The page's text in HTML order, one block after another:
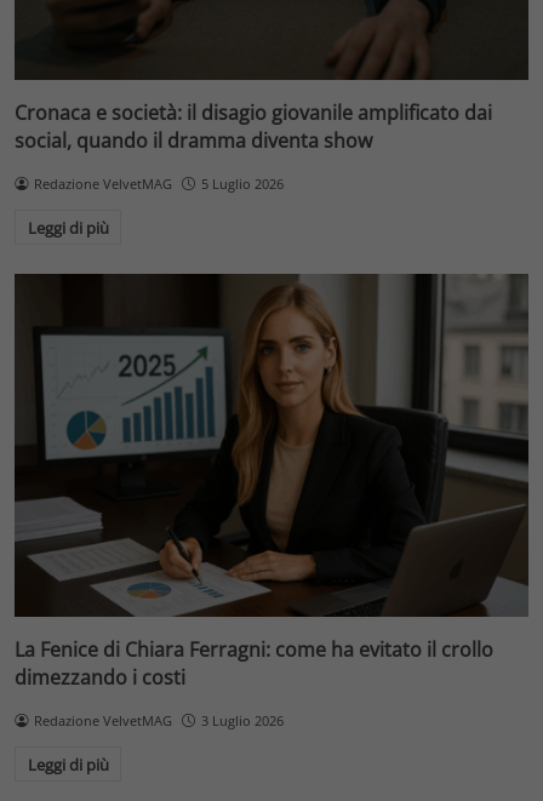
Cronaca e società: il disagio giovanile amplificato dai
social, quando il dramma diventa show
Redazione VelvetMAG 5 Luglio 2026
Leggi di più
La Fenice di Chiara Ferragni: come ha evitato il crollo
dimezzando i costi
Redazione VelvetMAG 3 Luglio 2026
Leggi di più